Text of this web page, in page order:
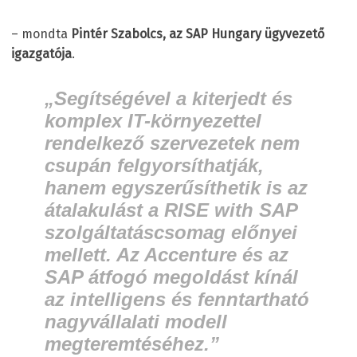
– mondta Pintér Szabolcs, az SAP Hungary ügyvezető
igazgatója.
„Segítségével a kiterjedt és
komplex IT-környezettel
rendelkező szervezetek nem
csupán felgyorsíthatják,
hanem egyszerűsíthetik is az
átalakulást a RISE with SAP
szolgáltatáscsomag előnyei
mellett. Az Accenture és az
SAP átfogó megoldást kínál
az intelligens és fenntartható
nagyvállalati modell
megteremtéséhez.”